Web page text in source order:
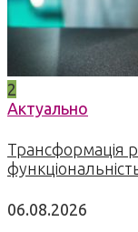
2
Актуально
Трансформація
06.08.2026